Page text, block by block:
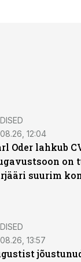
12:04
Oder lahkub
on
suurim
13:57